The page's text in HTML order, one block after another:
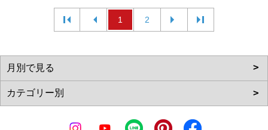
1 2